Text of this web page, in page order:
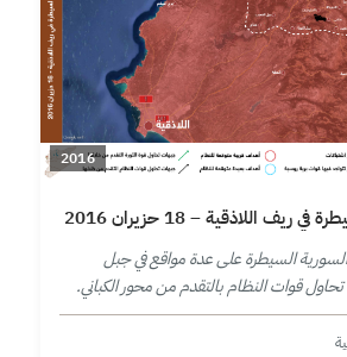
2016
اللاذقية – 18 حزيران 2016
السيطرة على عدة مواقع في جبل
تحاول قوات النظام بالتقدم من محور الكباني.